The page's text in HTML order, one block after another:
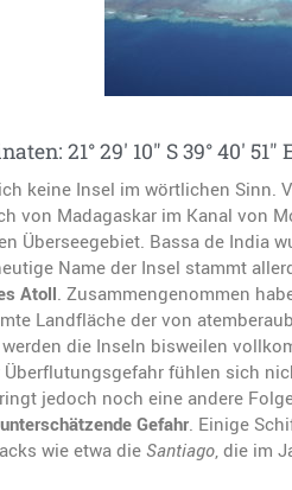
21° 29′ 10″ S 39° 40′ 51″
keine Insel im wörtlichen Sinn.
von Madagaskar im Kanal von
Überseegebiet. Bassa de India
Name der Insel stammt
Atoll. Zusammengenommen
Landfläche der von
die Inseln bisweilen
Überflutungsgefahr fühlen sich
jedoch noch eine andere
Gefahr. Einige
wie etwa die Santiago, die im